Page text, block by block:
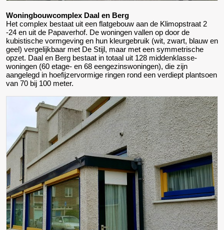
Woningbouwcomplex Daal en Berg
Het complex bestaat uit een flatgebouw aan de Klimopstraat 2
-24 en uit de Papaverhof. De woningen vallen op door de
kubistische vormgeving en hun kleurgebruik (wit, zwart, blauw en
geel) vergelijkbaar met De Stijl, maar met een symmetrische
opzet. Daal en Berg bestaat in totaal uit 128 middenklasse-
woningen (60 etage- en 68 eengezinswoningen), die zijn
aangelegd in hoefijzervormige ringen rond een verdiept plantsoen
van 70 bij 100 meter.